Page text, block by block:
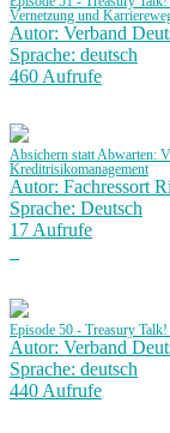
Vernetzung und
Autor: Verband
Sprache: deutsch
460 Aufrufe
Absichern statt Abwarten:
Kreditrisikomanagement
Autor: Fachressort
Sprache: Deutsch
17 Aufrufe
Episode 50 - Treasury
Autor: Verband
Sprache: deutsch
440 Aufrufe